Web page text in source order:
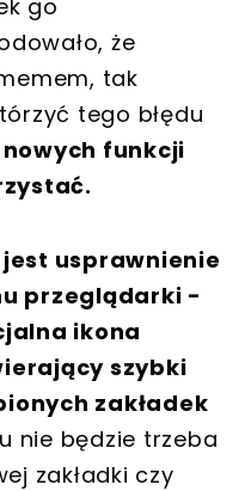
go
że
tak
tego błędu
nowych funkcji
usprawnienie
przeglądarki -
ikona
szybki
zakładek
nie będzie trzeba
zakładki czy